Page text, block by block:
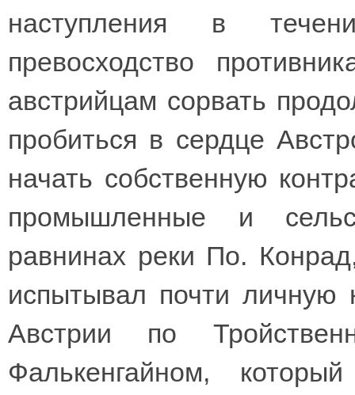
наступления в
превосходство
австрийцам сорвать
пробиться в сердце
начать собственную
промышленные и
равнинах реки По.
испытывал почти личную
Австрии по
Фалькенгайном,